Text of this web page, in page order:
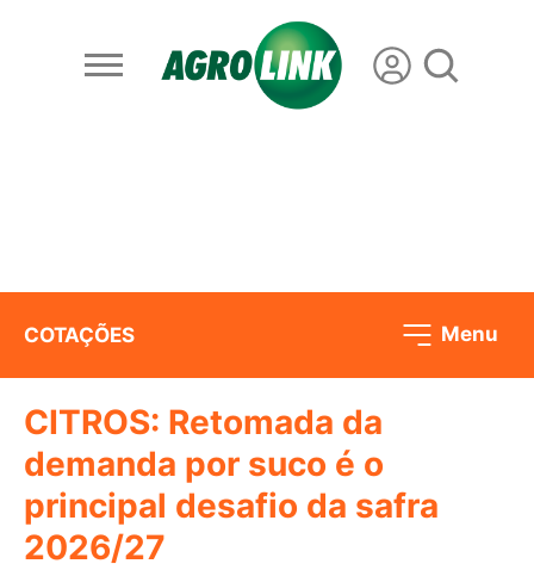
COTAÇÕES Menu
CITROS: Retomada da
demanda por suco é o
principal desafio da safra
2026/27